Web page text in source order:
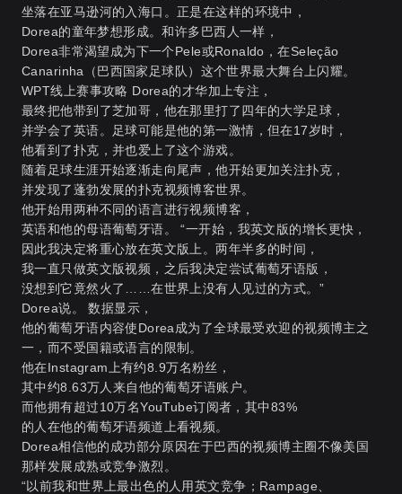
坐落在亚马逊河的入海口。正是在这样的环境中，
Dorea的童年梦想形成。和许多巴西人一样，
Dorea非常渴望成为下一个Pele或Ronaldo，在Seleção
Canarinha（巴西国家足球队）这个世界最大舞台上闪耀。
WPT线上赛事攻略 Dorea的才华加上专注，
最终把他带到了芝加哥，他在那里打了四年的大学足球，
并学会了英语。足球可能是他的第一激情，但在17岁时，
他看到了扑克，并也爱上了这个游戏。
随着足球生涯开始逐渐走向尾声，他开始更加关注扑克，
并发现了蓬勃发展的扑克视频博客世界。
他开始用两种不同的语言进行视频博客，
英语和他的母语葡萄牙语。 “一开始，我英文版的增长更快，
因此我决定将重心放在英文版上。两年半多的时间，
我一直只做英文版视频，之后我决定尝试葡萄牙语版，
没想到它竟然火了……在世界上没有人见过的方式。”
Dorea说。 数据显示，
他的葡萄牙语内容使Dorea成为了全球最受欢迎的视频博主之
一，而不受国籍或语言的限制。
他在Instagram上有约8.9万名粉丝，
其中约8.63万人来自他的葡萄牙语账户。
而他拥有超过10万名YouTube订阅者，其中83%
的人在他的葡萄牙语频道上看视频。
Dorea相信他的成功部分原因在于巴西的视频博主圈不像美国
那样发展成熟或竞争激烈。
“以前我和世界上最出色的人用英文竞争；Rampage、